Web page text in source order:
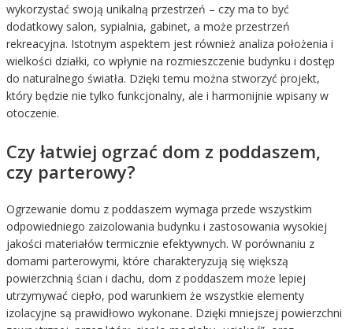
wykorzystać swoją unikalną przestrzeń – czy ma to być
dodatkowy salon, sypialnia, gabinet, a może przestrzeń
rekreacyjna. Istotnym aspektem jest również analiza położenia i
wielkości działki, co wpłynie na rozmieszczenie budynku i dostęp
do naturalnego światła. Dzięki temu można stworzyć projekt,
który będzie nie tylko funkcjonalny, ale i harmonijnie wpisany w
otoczenie.
Czy łatwiej ogrzać dom z poddaszem,
czy parterowy?
Ogrzewanie domu z poddaszem wymaga przede wszystkim
odpowiedniego zaizolowania budynku i zastosowania wysokiej
jakości materiałów termicznie efektywnych. W porównaniu z
domami parterowymi, które charakteryzują się większą
powierzchnią ścian i dachu, dom z poddaszem może lepiej
utrzymywać ciepło, pod warunkiem że wszystkie elementy
izolacyjne są prawidłowo wykonane. Dzięki mniejszej powierzchni